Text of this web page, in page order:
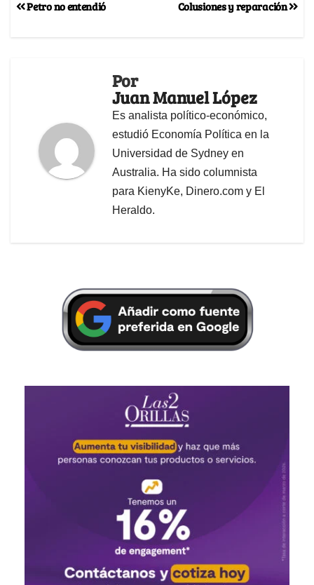
Colusiones y reparación
Petro no entendió
Por
Juan Manuel López
Es analista político-económico,
estudió Economía Política en la
Universidad de Sydney en
Australia. Ha sido columnista
para KienyKe, Dinero.com y El
Heraldo.